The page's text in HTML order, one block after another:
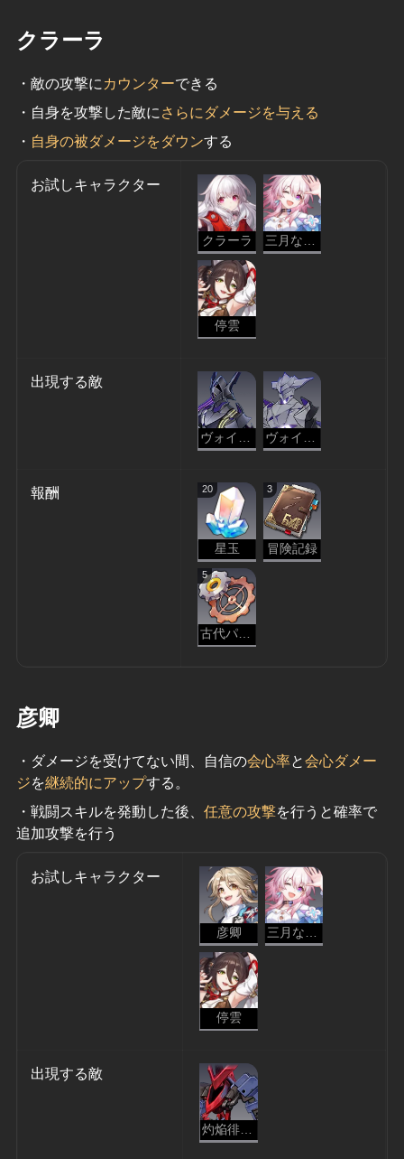
クラーラ
・敵の攻撃にカウンターできる
・自身を攻撃した敵にさらにダメージを与える
・ 自身の被ダメージをダウンする
お試しキャラクター
クラーラ 三月なのか
停雲
出現する敵
ヴォイドレンジャー・略奪 ヴォイドレンジャー・改ざん
報酬 20
星玉
3
冒険記録
5
古代パーツ
彦卿
・ダメージを受けてない間、自信の会心率と会心ダメー
ジを継続的にアップする。
・戦闘スキルを発動した後、任意の攻撃を行うと確率で
追加攻撃を行う
お試しキャラクター
彦卿 三月なのか
停雲
出現する敵
灼焔徘徊者